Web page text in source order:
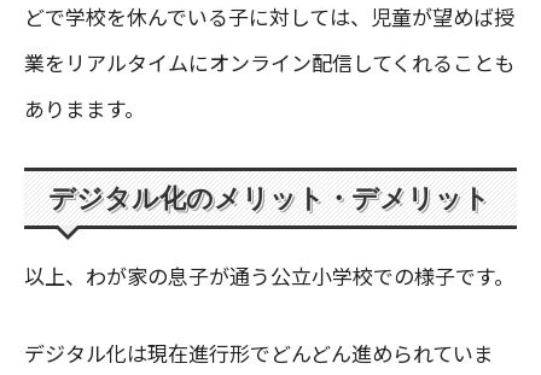
どで学校を休んでいる子に対しては、児童が望めば授
業をリアルタイムにオンライン配信してくれることも
ありまます。
デジタル化のメリット・デメリット
以上、わが家の息子が通う公立小学校での様子です。
デジタル化は現在進行形でどんどん進められていま